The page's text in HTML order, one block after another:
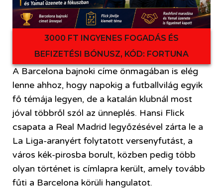
3000 FT INGYENES FOGADÁS ÉS
BEFIZETÉSI BÓNUSZ, KÓD: FORTUNA
A Barcelona bajnoki címe önmagában is elég
lenne ahhoz, hogy napokig a futballvilág egyik
fő témája legyen, de a katalán klubnál most
jóval többről szól az ünneplés. Hansi Flick
csapata a Real Madrid legyőzésével zárta le a
La Liga-aranyért folytatott versenyfutást, a
város kék-pirosba borult, közben pedig több
olyan történet is címlapra került, amely tovább
fűti a Barcelona körüli hangulatot.